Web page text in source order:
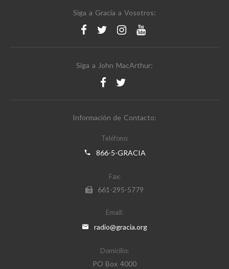
Siga a Gracia a Vosotros:
Siga a John MacArthur:
Información de Contacto:
Teléfono:
866-5-GRACIA
Fax:
661-295-5779
Email:
radio@gracia.org
Domicilio:
PO Box 4000